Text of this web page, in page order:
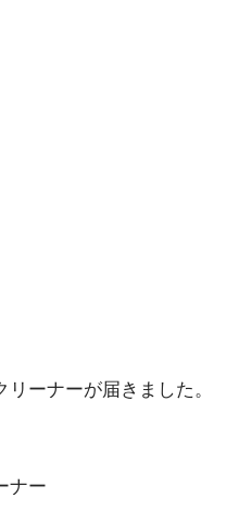
ーナーが届きました。
ナー